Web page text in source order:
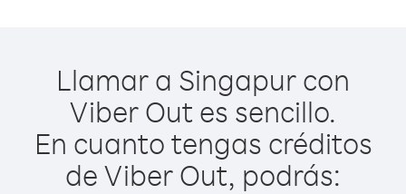
Llamar a Singapur con
Viber Out es sencillo.
En cuanto tengas créditos
de Viber Out, podrás: